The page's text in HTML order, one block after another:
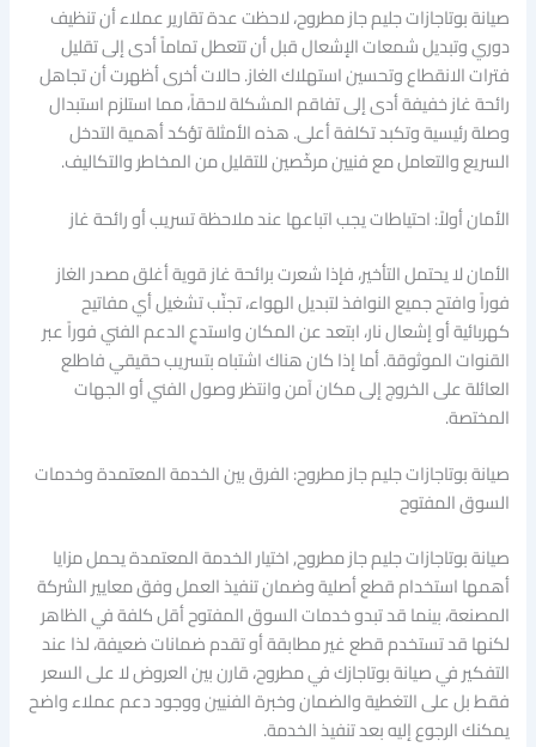
صيانة بوتاجازات جليم جاز مطروح، لاحظت عدة تقارير عملاء أن تنظيف
دوري وتبديل شمعات الإشعال قبل أن تتعطل تماماً أدى إلى تقليل
فترات الانقطاع وتحسين استهلاك الغاز. حالات أخرى أظهرت أن تجاهل
رائحة غاز خفيفة أدى إلى تفاقم المشكلة لاحقاً، مما استلزم استبدال
وصلة رئيسية وتكبد تكلفة أعلى. هذه الأمثلة تؤكد أهمية التدخل
السريع والتعامل مع فنيين مرخّصين للتقليل من المخاطر والتكاليف.
الأمان أولاً: احتياطات يجب اتباعها عند ملاحظة تسريب أو رائحة غاز
الأمان لا يحتمل التأخير، فإذا شعرت برائحة غاز قوية أغلق مصدر الغاز
فوراً وافتح جميع النوافذ لتبديل الهواء، تجنّب تشغيل أي مفاتيح
كهربائية أو إشعال نار، ابتعد عن المكان واستدعِ الدعم الفني فوراً عبر
القنوات الموثوقة. أما إذا كان هناك اشتباه بتسريب حقيقي فاطلع
العائلة على الخروج إلى مكان آمن وانتظر وصول الفني أو الجهات
المختصة.
صيانة بوتاجازات جليم جاز مطروح: الفرق بين الخدمة المعتمدة وخدمات
السوق المفتوح
صيانة بوتاجازات جليم جاز مطروح, اختيار الخدمة المعتمدة يحمل مزايا
أهمها استخدام قطع أصلية وضمان تنفيذ العمل وفق معايير الشركة
المصنعة، بينما قد تبدو خدمات السوق المفتوح أقل كلفة في الظاهر
لكنها قد تستخدم قطع غير مطابقة أو تقدم ضمانات ضعيفة، لذا عند
التفكير في صيانة بوتاجازك في مطروح، قارن بين العروض لا على السعر
فقط بل على التغطية والضمان وخبرة الفنيين ووجود دعم عملاء واضح
يمكنك الرجوع إليه بعد تنفيذ الخدمة.